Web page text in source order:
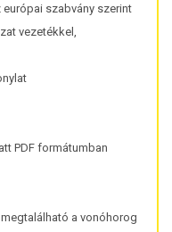
szabvány szerint
vezetékkel,
PDF formátumban
a vonóhorog